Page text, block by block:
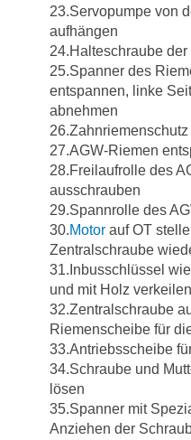
23.Servopumpe von
aufhängen
24.Halteschraube
25.Spanner des
entspannen, linke
abnehmen
27.AGW-Riemen
28.Freilaufrolle des
ausschrauben
29.Spannrolle des
30.Motor auf OT
Zentralschraube
31.Inbusschlüssel
und mit Holz verkeilen
32.Zentralschraube
Riemenscheibe für
33.Antriebsscheibe
34.Schraube und
lösen
35.Spanner mit
Anziehen der